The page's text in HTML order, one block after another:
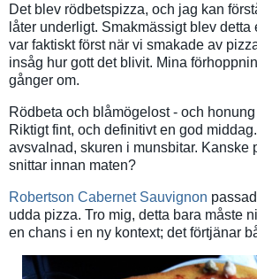
Det blev rödbetspizza, och jag kan
låter underligt. Smakmässigt blev detta
var faktiskt först när vi smakade av
insåg hur gott det blivit. Mina
gånger om.
Rödbeta och blåmögelost - och
Riktigt fint, och definitivt en god
avsvalnad, skuren i munsbitar. Kanske
snittar innan maten?
Robertson Cabernet Sauvignon
udda pizza. Tro mig, detta bara måste
en chans i en ny kontext; det förtjänar